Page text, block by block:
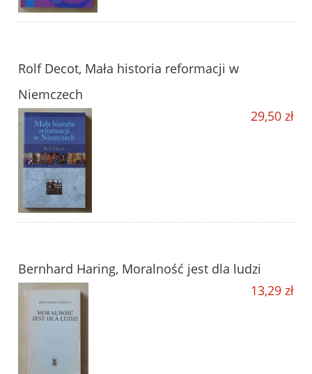
Rolf Decot, Mała historia reformacji w
Niemczech
29,50 zł
Bernhard Haring, Moralność jest dla ludzi
13,29 zł